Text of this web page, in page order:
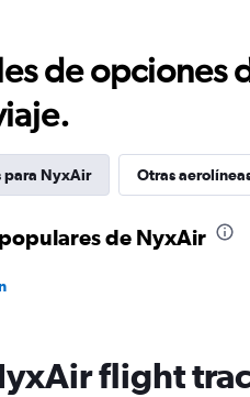
de opciones
para NyxAir Otras
de NyxAir
flight